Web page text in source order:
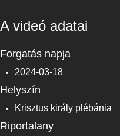
A videó adatai
Forgatás napja
2024-03-18
Helyszín
Krisztus király plébánia
Riportalany